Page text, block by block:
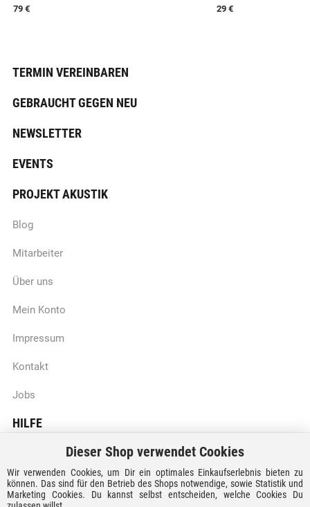
79 €
29 €
TERMIN VEREINBAREN
GEBRAUCHT GEGEN NEU
NEWSLETTER
EVENTS
PROJEKT AKUSTIK
Blog
Mitarbeiter
Über uns
Mein Konto
Impressum
Kontakt
Jobs
HILFE
Batteriegesetzhinweise
Vertrag widerrufen
Dieser Shop verwendet Cookies
Wir verwenden Cookies, um Dir ein optimales Einkaufserlebnis bieten zu
können. Das sind für den Betrieb des Shops notwendige, sowie Statistik und
Marketing Cookies. Du kannst selbst entscheiden, welche Cookies Du